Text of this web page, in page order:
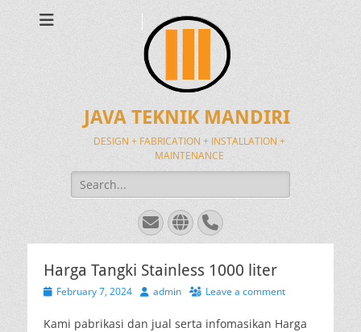
JAVA TEKNIK MANDIRI
DESIGN + FABRICATION + INSTALLATION +
MAINTENANCE
Search
for:
EmailWebsite
Phone
Harga Tangki Stainless 1000 liter
PostedFebruary 7, 2024 Author
admin Leave a comment
Kami pabrikasi dan jual serta infomasikan Harga